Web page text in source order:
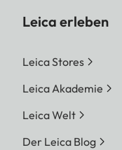
Leica erleben
Leica Stores
Leica Akademie
Leica Welt
Der Leica Blog